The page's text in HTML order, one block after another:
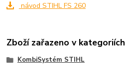
návod STIHL FS 260
Zboží zařazeno v kategoriích
KombiSystém STIHL